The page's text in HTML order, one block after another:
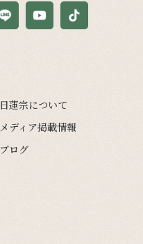
日蓮宗について
メディア掲載情報
ブログ